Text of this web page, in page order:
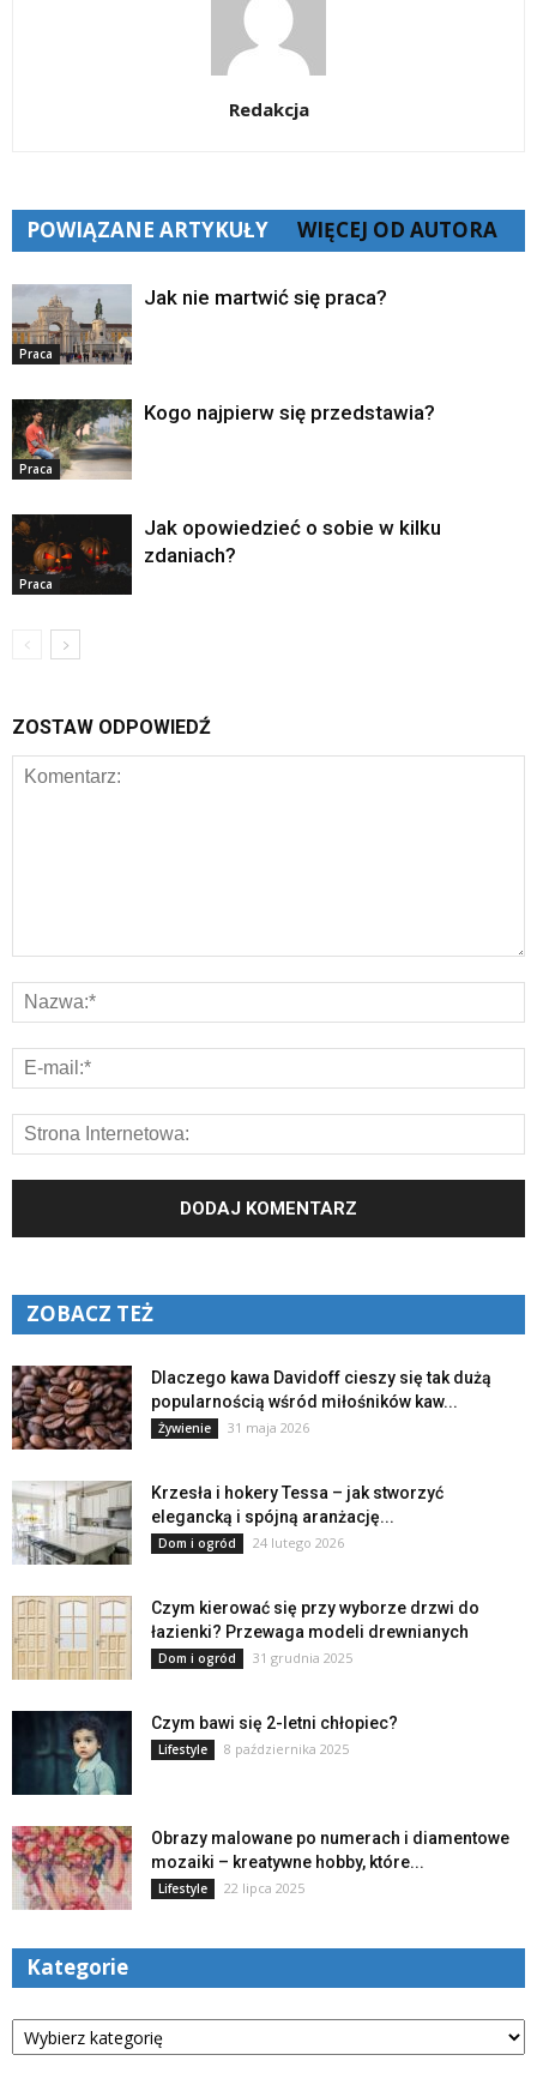
Redakcja
POWIĄZANE ARTYKUŁY WIĘCEJ OD AUTORA
Praca
Jak nie martwić się praca?
Praca
Kogo najpierw się przedstawia?
Praca
Jak opowiedzieć o sobie w kilku
zdaniach?
ZOSTAW ODPOWIEDŹ
ZOBACZ TEŻ
Dlaczego kawa Davidoff cieszy się tak dużą
popularnością wśród miłośników kaw...
Żywienie 31 maja 2026
Krzesła i hokery Tessa – jak stworzyć
elegancką i spójną aranżację...
Dom i ogród 24 lutego 2026
Czym kierować się przy wyborze drzwi do
łazienki? Przewaga modeli drewnianych
Dom i ogród 31 grudnia 2025
Czym bawi się 2-letni chłopiec?
Lifestyle 8 października 2025
Obrazy malowane po numerach i diamentowe
mozaiki – kreatywne hobby, które...
Lifestyle 22 lipca 2025
Kategorie
Kategorie